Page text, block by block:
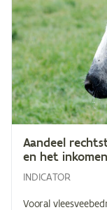
Aan­deel
en het inkomen
INDICATOR
Vooral